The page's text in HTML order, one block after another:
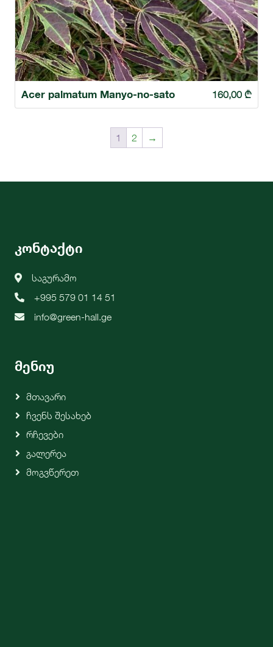
Acer palmatum Manyo-no-sato 160,00 ₾
1 2 →
კონტაქტი
საგურამო
+995 579 01 14 51
info@green-hall.ge
მენიუ
Მთავარი
Ჩვენს Შესახებ
Რჩევები
Გალერეა
Მოგვწერეთ